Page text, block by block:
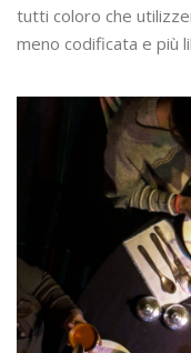
tutti coloro che
meno codificata e più